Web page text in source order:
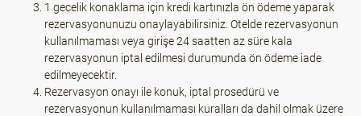
1 gecelik konaklama için kredi kartınızla ön ödeme yaparak
rezervasyonunuzu onaylayabilirsiniz. Otelde rezervasyonun
kullanılmaması veya girişe 24 saatten az süre kala
rezervasyonun iptal edilmesi durumunda ön ödeme iade
edilmeyecektir.
Rezervasyon onayı ile konuk, iptal prosedürü ve
rezervasyonun kullanılmaması kuralları da dahil olmak üzere